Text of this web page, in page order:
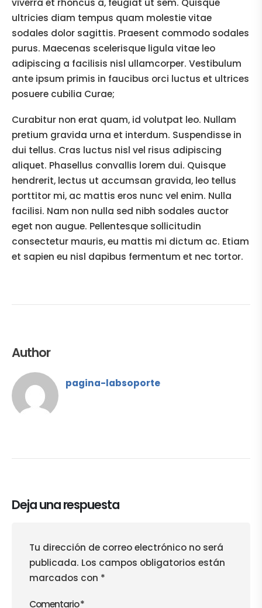
viverra et rhoncus a, feugiat ut sem. Quisque
ultricies diam tempus quam molestie vitae
sodales dolor sagittis. Praesent commodo sodales
purus. Maecenas scelerisque ligula vitae leo
adipiscing a facilisis nisl ullamcorper. Vestibulum
ante ipsum primis in faucibus orci luctus et ultrices
posuere cubilia Curae;
Curabitur non erat quam, id volutpat leo. Nullam
pretium gravida urna et interdum. Suspendisse in
dui tellus. Cras luctus nisl vel risus adipiscing
aliquet. Phasellus convallis lorem dui. Quisque
hendrerit, lectus ut accumsan gravida, leo tellus
porttitor mi, ac mattis eros nunc vel enim. Nulla
facilisi. Nam non nulla sed nibh sodales auctor
eget non augue. Pellentesque sollicitudin
consectetur mauris, eu mattis mi dictum ac. Etiam
et sapien eu nisl dapibus fermentum et nec tortor.
Author
pagina-labsoporte
Deja una respuesta
Tu dirección de correo electrónico no será
publicada. Los campos obligatorios están
marcados con *
Comentario*